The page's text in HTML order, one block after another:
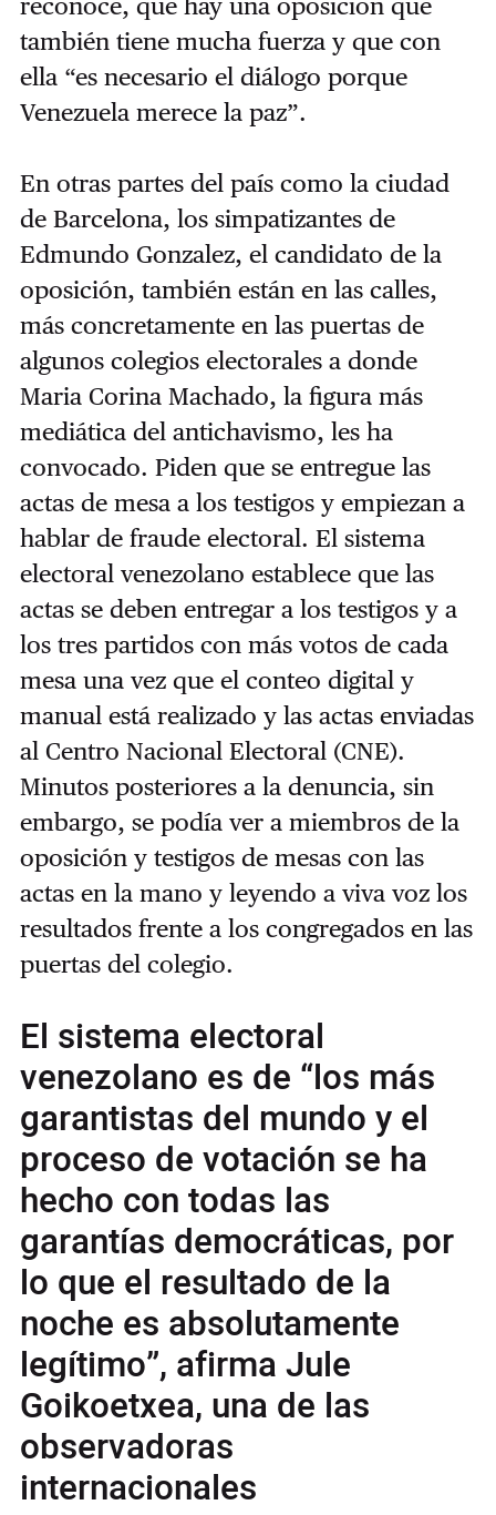
también tiene mucha fuerza y que con
ella “es necesario el diálogo porque
Venezuela merece la paz”.
En otras partes del país como la ciudad
de Barcelona, los simpatizantes de
Edmundo Gonzalez, el candidato de la
oposición, también están en las calles,
más concretamente en las puertas de
algunos colegios electorales a donde
Maria Corina Machado, la figura más
mediática del antichavismo, les ha
convocado. Piden que se entregue las
actas de mesa a los testigos y empiezan a
hablar de fraude electoral. El sistema
electoral venezolano establece que las
actas se deben entregar a los testigos y a
los tres partidos con más votos de cada
mesa una vez que el conteo digital y
manual está realizado y las actas enviadas
al Centro Nacional Electoral (CNE).
Minutos posteriores a la denuncia, sin
embargo, se podía ver a miembros de la
oposición y testigos de mesas con las
actas en la mano y leyendo a viva voz los
resultados frente a los congregados en las
puertas del colegio.
El sistema electoral
venezolano es de “los más
garantistas del mundo y el
proceso de votación se ha
hecho con todas las
garantías democráticas, por
lo que el resultado de la
noche es absolutamente
legítimo”, afirma Jule
Goikoetxea, una de las
observadoras
internacionales